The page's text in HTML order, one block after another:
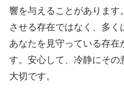
響を与えることがあります
させる存在ではなく、多く
あなたを見守っている存在
す。安心して、冷静にその
大切です。